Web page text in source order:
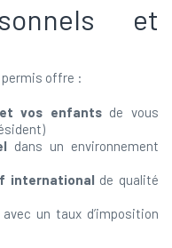
et
permis offre :
vos enfantsde vous
dans un environnement
international de qualité
avec un taux d’imposition